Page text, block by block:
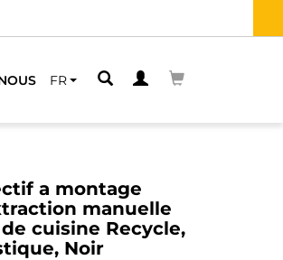
FR
a montage
manuelle
cuisine Recycle,
Noir